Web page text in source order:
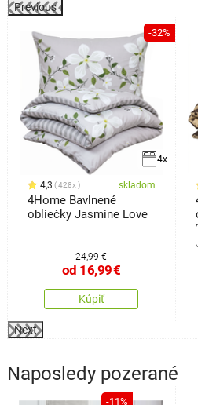
Previous
-32%
4x
4,3 428x skladom
4Home Bavlnené
obliečky Jasmine Love
24,99 €
od 16,99€
Kúpiť
Next
Naposledy pozerané
-11%